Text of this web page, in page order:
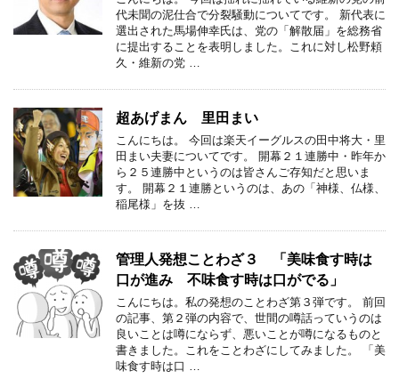
代未聞の泥仕合で分裂騒動についてです。 新代表に
選出された馬場伸幸氏は、党の「解散届」を総務省
に提出することを表明しました。これに対し松野頼
久・維新の党 …
超あげまん 里田まい
こんにちは。 今回は楽天イーグルスの田中将大・里
田まい夫妻についてです。 開幕２１連勝中・昨年か
ら２５連勝中というのは皆さんご存知だと思いま
す。 開幕２１連勝というのは、あの「神様、仏様、
稲尾様」を抜 …
管理人発想ことわざ３ 「美味食す時は
口が進み 不味食す時は口がでる」
こんにちは。私の発想のことわざ第３弾です。 前回
の記事、第２弾の内容で、世間の噂話っていうのは
良いことは噂にならず、悪いことが噂になるものと
書きました。これをことわざにしてみました。 「美
味食す時は口 …